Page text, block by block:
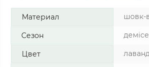
Материал шовк-
Сезон
Цвет